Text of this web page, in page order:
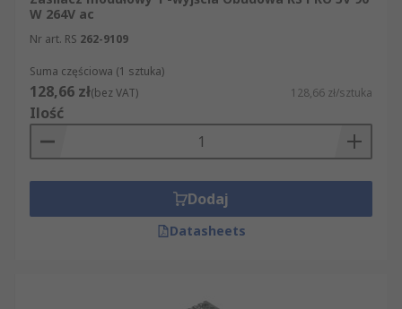
W 264V ac
Nr art. RS 262-9109
Suma częściowa (1 sztuka)
128,66 zł(bez VAT) 128,66 zł/sztuka
Ilość
Dodaj
Datasheets